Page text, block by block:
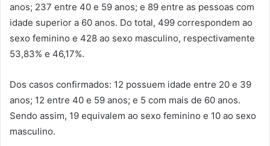
anos; 237 entre 40 e 59 anos; e 89 entre as pessoas com
idade superior a 60 anos. Do total, 499 correspondem ao
sexo feminino e 428 ao sexo masculino, respectivamente
53,83% e 46,17%.
Dos casos confirmados: 12 possuem idade entre 20 e 39
anos; 12 entre 40 e 59 anos; e 5 com mais de 60 anos.
Sendo assim, 19 equivalem ao sexo feminino e 10 ao sexo
masculino.